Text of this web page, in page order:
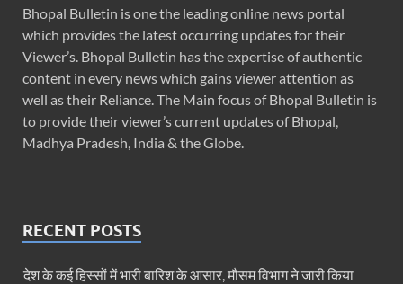
Bhopal Bulletin is one the leading online news portal
which provides the latest occurring updates for their
Viewer’s. Bhopal Bulletin has the expertise of authentic
content in every news which gains viewer attention as
well as their Reliance. The Main focus of Bhopal Bulletin is
to provide their viewer’s current updates of Bhopal,
Madhya Pradesh, India & the Globe.
RECENT POSTS
देश के कई हिस्सों में भारी बारिश के आसार, मौसम विभाग ने जारी किया